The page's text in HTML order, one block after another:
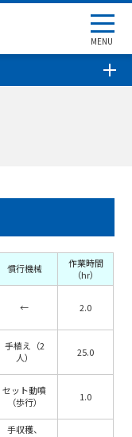
MENU
慣行機械
作業時間
（hr）
← 2.0
手植え（2
人）
25.0
セット動噴
（歩行）
1.0
手収穫、